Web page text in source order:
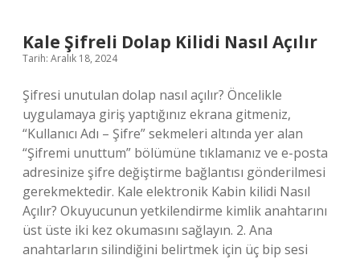
Kale Şifreli Dolap Kilidi Nasıl Açılır
Tarih: Aralık 18, 2024
Şifresi unutulan dolap nasıl açılır? Öncelikle
uygulamaya giriş yaptığınız ekrana gitmeniz,
“Kullanıcı Adı – Şifre” sekmeleri altında yer alan
“Şifremi unuttum” bölümüne tıklamanız ve e-posta
adresinize şifre değiştirme bağlantısı gönderilmesi
gerekmektedir. Kale elektronik Kabin kilidi Nasıl
Açılır? Okuyucunun yetkilendirme kimlik anahtarını
üst üste iki kez okumasını sağlayın. 2. Ana
anahtarların silindiğini belirtmek için üç bip sesi